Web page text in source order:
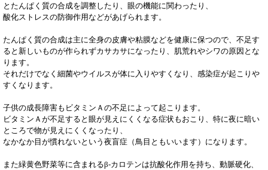
とたんぱく質の合成を調整したり、眼の機能に関わったり、
酸化ストレスの防御作用などがあげられます。
たんぱく質の合成は主に全身の皮膚や粘膜などを健康に保つので、不足す
ると新しいものが作られずカサカサになったり、肌荒れやシワの原因とな
ります。
それだけでなく細菌やウイルスが体に入りやすくなり、感染症が起こりや
すくなります。
子供の成長障害もビタミンＡの不足によって起こります。
ビタミンＡが不足すると眼が見えにくくなる症状もおこり、特に夜に暗い
ところで物が見えにくくなったり、
なかなか目が慣れないという夜盲症（鳥目ともいいます）になります。
また緑黄色野菜等に含まれるβ-カロテンは抗酸化作用を持ち、動脈硬化、